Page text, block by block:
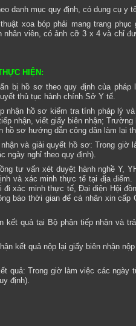
danh mục quy định, có dụng cụ y
xoa bóp phải mang trang
nhân viên, có ảnh cỡ 3 x 4 và chỉ
HIỆN:
bị hồ sơ theo quy định của
thủ tục hành chính Sở Y tế.
nhận hồ sơ kiểm tra tính pháp lý
nhận, viết giấy biên nhận;
hồ sơ hướng dẫn công dân làm lại
và giải quyết hồ sơ: Trong giờ
ngày nghỉ theo quy định).
tư vấn xét duyệt hành nghề Y,
và xác minh thực tế tại địa điểm.
đi xác minh thực tế, Đại diện Hội
báo thời gian để cá nhân xin cấp
kết quả tại Bộ phận tiếp nhận và
kết quả nộp lại giấy biên nhận
quả: Trong giờ làm việc các ngày
định).